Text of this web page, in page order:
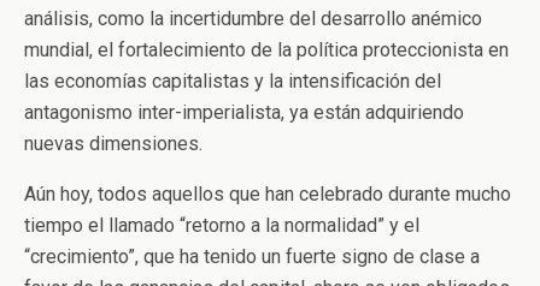
análisis, como la incertidumbre del desarrollo anémico
mundial, el fortalecimiento de la política proteccionista en
las economías capitalistas y la intensificación del
antagonismo inter-imperialista, ya están adquiriendo
nuevas dimensiones.
Aún hoy, todos aquellos que han celebrado durante mucho
tiempo el llamado “retorno a la normalidad” y el
“crecimiento”, que ha tenido un fuerte signo de clase a